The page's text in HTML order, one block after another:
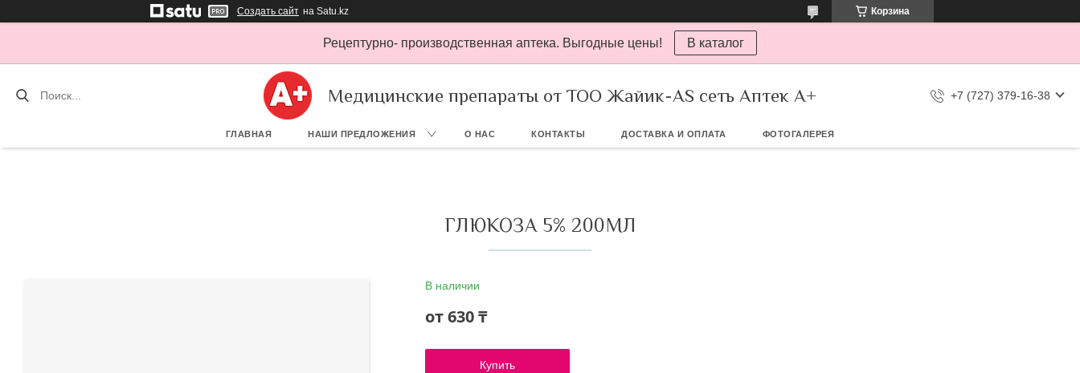
Создать сайт на Satu.kz Корзина
Рецептурно- производственная аптека. Выгодные цены! В каталог
Медицинские препараты от ТОО Жайик-AS сеть Аптек А+ +7 (727) 379-16-38
ГЛАВНАЯ НАШИ ПРЕДЛОЖЕНИЯ О НАС КОНТАКТЫ ДОСТАВКА И ОПЛАТА ФОТОГАЛЕРЕЯ
ГЛЮКОЗА 5% 200МЛ
В наличии
от630 ₸
Купить